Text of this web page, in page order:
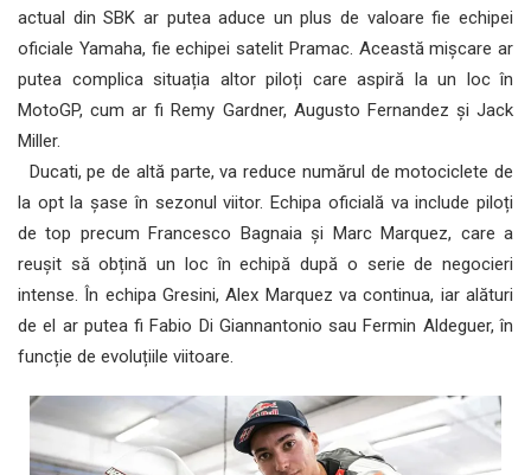
actual din SBK ar putea aduce un plus de valoare fie echipei
oficiale Yamaha, fie echipei satelit Pramac. Această mișcare ar
putea complica situația altor piloți care aspiră la un loc în
MotoGP, cum ar fi Remy Gardner, Augusto Fernandez și Jack
Miller.
Ducati, pe de altă parte, va reduce numărul de motociclete de
la opt la șase în sezonul viitor. Echipa oficială va include piloți
de top precum Francesco Bagnaia și Marc Marquez, care a
reușit să obțină un loc în echipă după o serie de negocieri
intense. În echipa Gresini, Alex Marquez va continua, iar alături
de el ar putea fi Fabio Di Giannantonio sau Fermin Aldeguer, în
funcție de evoluțiile viitoare.